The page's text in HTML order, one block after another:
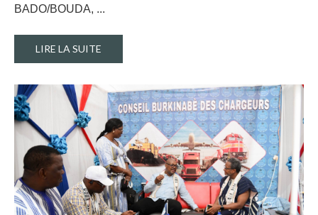
BADO/BOUDA, ...
LIRE LA SUITE